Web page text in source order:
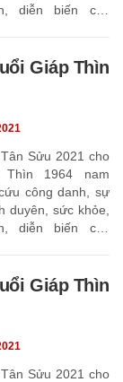
diễn biến các
Giáp Thìn
Sửu 2021 cho
Thìn 1964 nam
công danh, sự
duyên, sức khỏe,
diễn biến các
Giáp Thìn
Sửu 2021 cho